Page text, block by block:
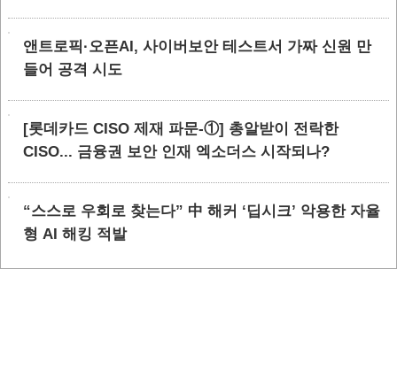
앤트로픽·오픈AI, 사이버보안 테스트서 가짜 신원 만
들어 공격 시도
[롯데카드 CISO 제재 파문-①] 총알받이 전락한
CISO... 금융권 보안 인재 엑소더스 시작되나?
“스스로 우회로 찾는다” 中 해커 ‘딥시크’ 악용한 자율
형 AI 해킹 적발